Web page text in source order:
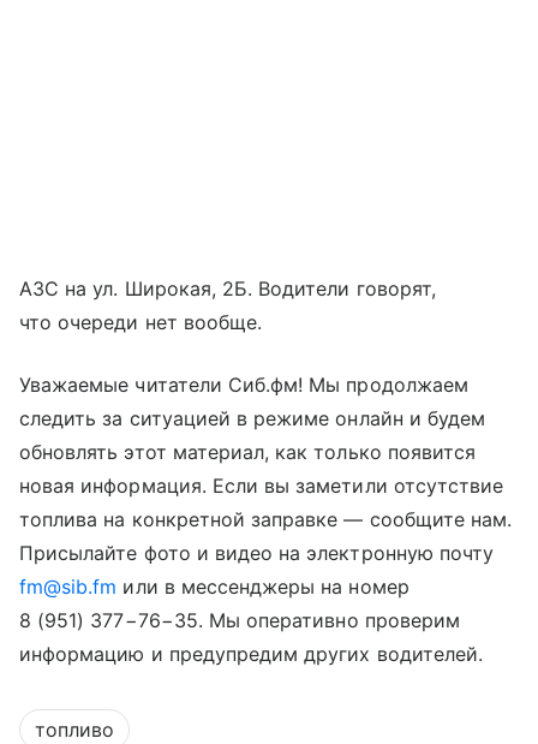
АЗС на ул. Широкая, 2Б. Водители говорят,
что очереди нет вообще.
Уважаемые читатели Сиб.фм! Мы продолжаем
следить за ситуацией в режиме онлайн и будем
обновлять этот материал, как только появится
новая информация. Если вы заметили отсутствие
топлива на конкретной заправке — сообщите нам.
Присылайте фото и видео на электронную почту
fm@sib.fm или в мессенджеры на номер
8 (951) 377−76−35. Мы оперативно проверим
информацию и предупредим других водителей.
топливо